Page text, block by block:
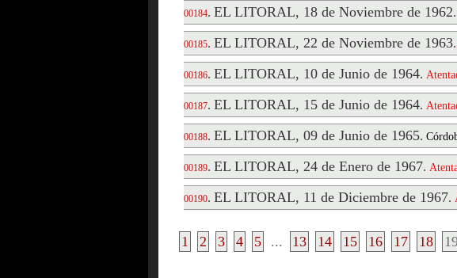
00184. EL LITORAL, 18 de Noviembre de 1962.
00185. EL LITORAL, 22 de Noviembre de 1963.
00186. EL LITORAL, 10 de Junio de 1964.
00187. EL LITORAL, 15 de Junio de 1964.
00188. EL LITORAL, 09 de Junio de 1965.
00189. EL LITORAL, 24 de Enero de 1967.
00190. EL LITORAL, 11 de Diciembre de 1967.
1 2 3 4 5 ... 13 14 15 16 17 18